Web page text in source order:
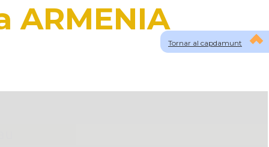
Tornar al capdamunt
ARMENIA